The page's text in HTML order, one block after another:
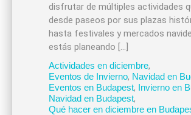
disfrutar de múltiples actividades
desde paseos por sus plazas
hasta festivales y mercados
estás planeando […]
Actividades en diciembre,
Eventos de Invierno, Navidad en
Eventos en Budapest, Invierno en
Navidad en Budapest,
Qué hacer en diciembre en